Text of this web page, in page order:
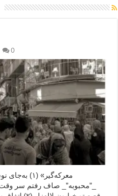
0
_”محبوبه”_ صاف رفتم سر